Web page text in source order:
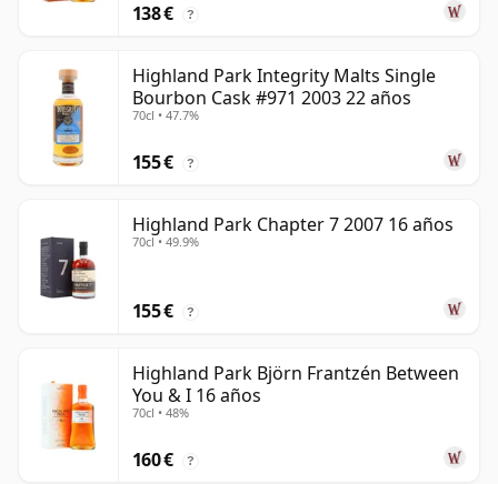
138 € ?
Highland Park Integrity Malts Single
Bourbon Cask #971 2003 22 años
70cl • 47.7%
155 € ?
Highland Park Chapter 7 2007 16 años
70cl • 49.9%
155 € ?
Highland Park Björn Frantzén Between
You & I 16 años
70cl • 48%
160 € ?